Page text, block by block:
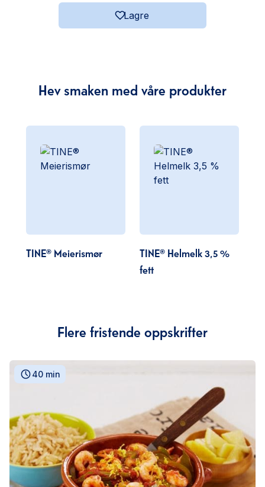
Lagre
Hev smaken med våre produkter
TINE® Meierismør
TINE® Helmelk 3,5 %
fett
Flere fristende oppskrifter
40 min